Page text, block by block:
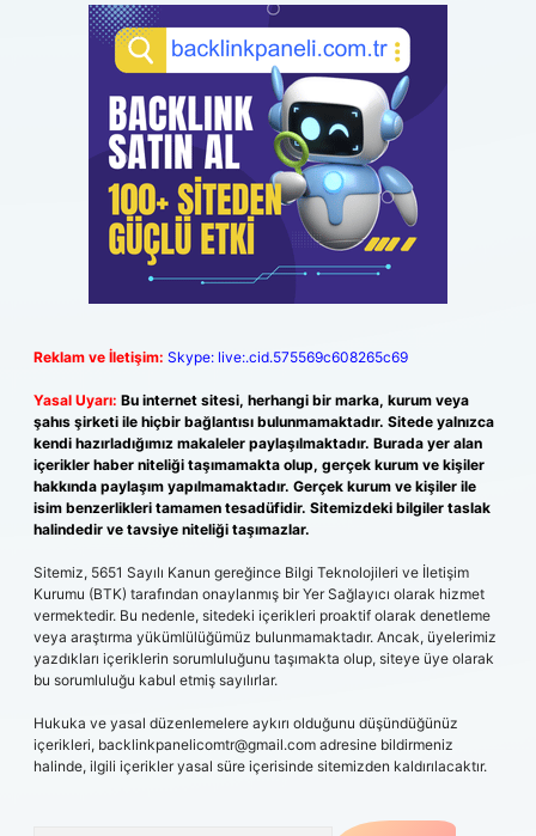
Reklam ve İletişim: Skype: live:.cid.575569c608265c69
Yasal Uyarı: Bu internet sitesi, herhangi bir marka, kurum veya
şahıs şirketi ile hiçbir bağlantısı bulunmamaktadır. Sitede yalnızca
kendi hazırladığımız makaleler paylaşılmaktadır. Burada yer alan
içerikler haber niteliği taşımamakta olup, gerçek kurum ve kişiler
hakkında paylaşım yapılmamaktadır. Gerçek kurum ve kişiler ile
isim benzerlikleri tamamen tesadüfidir. Sitemizdeki bilgiler taslak
halindedir ve tavsiye niteliği taşımazlar.
Sitemiz, 5651 Sayılı Kanun gereğince Bilgi Teknolojileri ve İletişim
Kurumu (BTK) tarafından onaylanmış bir Yer Sağlayıcı olarak hizmet
vermektedir. Bu nedenle, sitedeki içerikleri proaktif olarak denetleme
veya araştırma yükümlülüğümüz bulunmamaktadır. Ancak, üyelerimiz
yazdıkları içeriklerin sorumluluğunu taşımakta olup, siteye üye olarak
bu sorumluluğu kabul etmiş sayılırlar.
Hukuka ve yasal düzenlemelere aykırı olduğunu düşündüğünüz
içerikleri, backlinkpanelicomtr@gmail.com adresine bildirmeniz
halinde, ilgili içerikler yasal süre içerisinde sitemizden kaldırılacaktır.